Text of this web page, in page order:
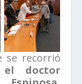
se recorrió
el doctor